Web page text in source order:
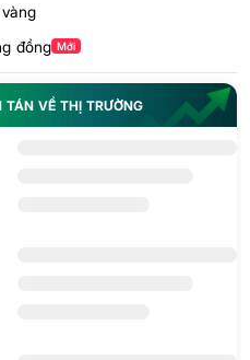
đồng Mới
TÁN VỀ THỊ TRƯỜNG